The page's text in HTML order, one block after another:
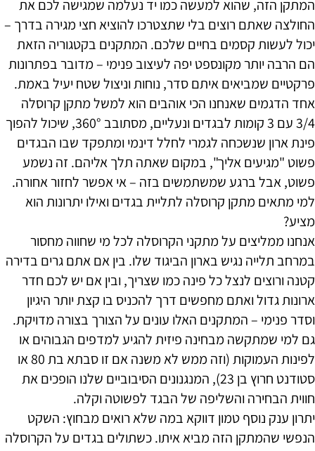
המתקן הזה, שהוא למעשה כמו יד נעלמה שמגישה לכם את
החולצה שאתם רוצים בלי שתצטרכו להוציא חצי מגירה בדרך –
יכול לעשות קסמים בחיים שלכם. המתקנים בקטגוריה הזאת
הם הרבה יותר מקונספט יפה לעיצוב פנימי – מדובר בפתרונות
פרקטיים שמביאים איתם סדר, נוחות וניצול שטח יעיל באמת.
אחד הדגמים שאנחנו הכי אוהבים הוא למשל מתקן קרוסלה
3/4 עם 3 קומות לבגדים ונעליים, מסתובב 360°, שיכול להפוך
פינת ארון שנשכחה לגמרי לחלל דינמי ומתפקד שבו הבגדים
פשוט "מגיעים אליך", במקום שאתה תלך אליהם. זה נשמע
פשוט, אבל ברגע שמשתמשים בזה – אי אפשר לחזור אחורה.
למי מתאים מתקן קרוסלה לתליית בגדים ואילו יתרונות הוא
מציע?
אנחנו ממליצים על מתקני הקרוסלה לכל מי שחווה מחסור
במרחב תלייה נגיש בארון הביגוד שלו. בין אם אתם גרים בדירה
קטנה ורוצים לנצל כל פינה כמו שצריך, ובין אם יש לכם חדר
ארונות גדול ואתם מחפשים דרך להכניס בו קצת יותר היגיון
וסדר פנימי – המתקנים האלו עונים על הצורך בצורה מדויקת.
גם למי שמתקשה מבחינה פיזית להגיע למדפים הגבוהים או
לפינות העמוקות (וזה ממש לא משנה אם זו סבתא בת 80 או
סטודנט חרוץ בן 23), המנגנונים הסיבוביים שלנו הופכים את
חווית הבחירה והשליפה של הבגד לפשוטה וקלה.
יתרון ענק נוסף טמון דווקא במה שלא רואים מבחוץ: השקט
הנפשי שהמתקן הזה מביא איתו. כשתולים בגדים על הקרוסלה